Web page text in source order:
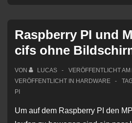
Temperatursensor
Raspberry PI und
cifs ohne
VON LUCAS VERÖFFENTLICHT AM
VERÖFFENTLICHT IN HARDWARE
PI
Um auf dem Raspberry PI den